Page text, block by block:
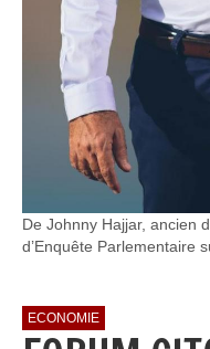
De Johnny Hajjar, ancien
d’Enquête Parlementaire
ECONOMIE